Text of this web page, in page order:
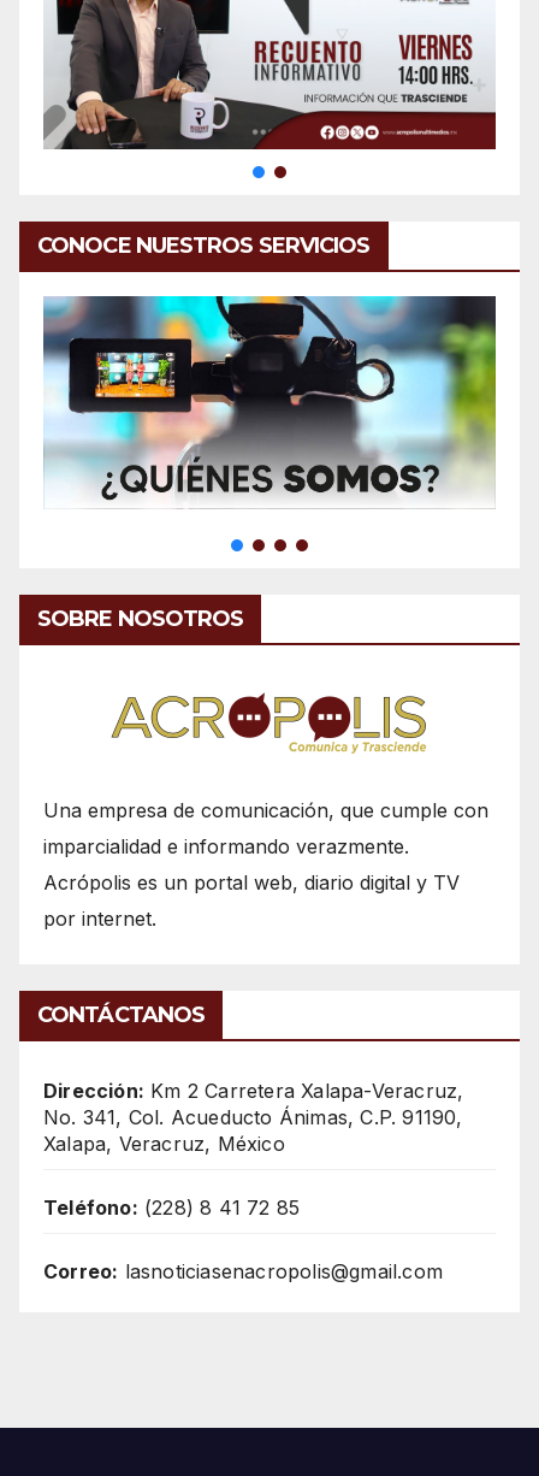
CONOCE NUESTROS SERVICIOS
SOBRE NOSOTROS
Una empresa de comunicación, que cumple con
imparcialidad e informando verazmente.
Acrópolis es un portal web, diario digital y TV
por internet.
CONTÁCTANOS
Dirección: Km 2 Carretera Xalapa-Veracruz,
No. 341, Col. Acueducto Ánimas, C.P. 91190,
Xalapa, Veracruz, México
Teléfono: (228) 8 41 72 85
Correo: lasnoticiasenacropolis@gmail.com